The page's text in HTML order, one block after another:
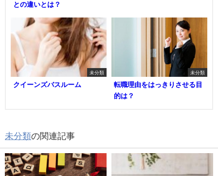
との違いとは？
未分類
クイーンズバスルーム
未分類
転職理由をはっきりさせる目
的は？
未分類の関連記事